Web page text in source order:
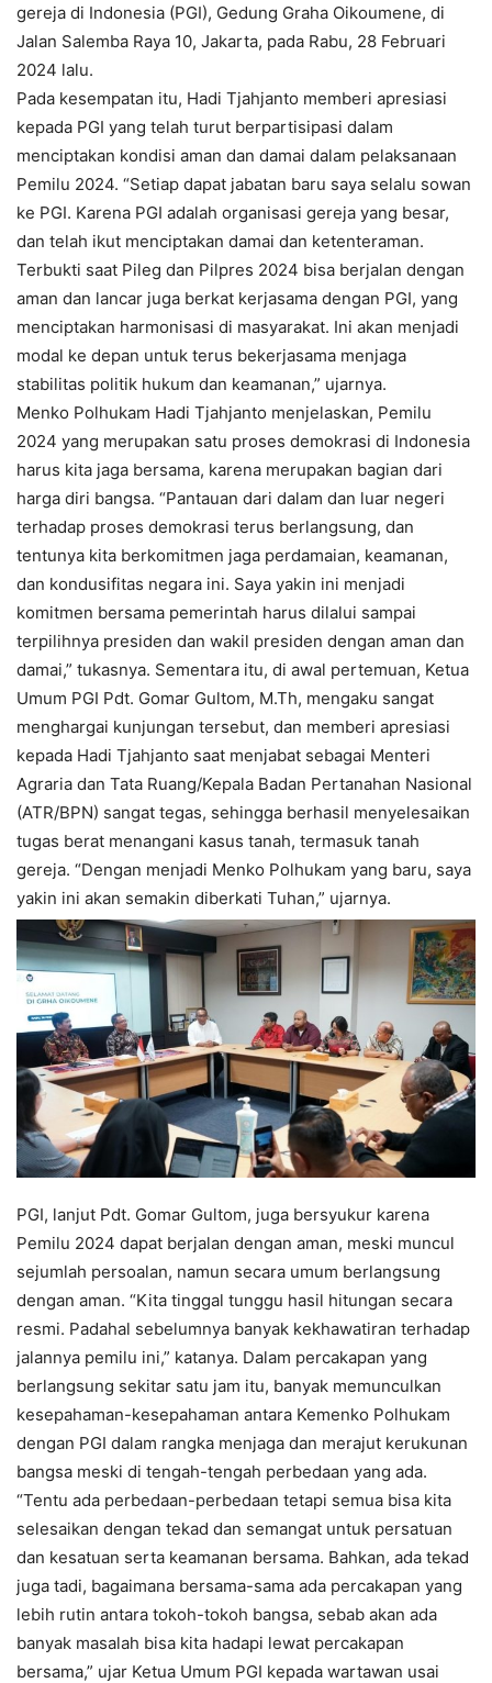
gereja di Indonesia (PGI), Gedung Graha Oikoumene, di
Jalan Salemba Raya 10, Jakarta, pada Rabu, 28 Februari
2024 lalu.
Pada kesempatan itu, Hadi Tjahjanto memberi apresiasi
kepada PGI yang telah turut berpartisipasi dalam
menciptakan kondisi aman dan damai dalam pelaksanaan
Pemilu 2024. “Setiap dapat jabatan baru saya selalu sowan
ke PGI. Karena PGI adalah organisasi gereja yang besar,
dan telah ikut menciptakan damai dan ketenteraman.
Terbukti saat Pileg dan Pilpres 2024 bisa berjalan dengan
aman dan lancar juga berkat kerjasama dengan PGI, yang
menciptakan harmonisasi di masyarakat. Ini akan menjadi
modal ke depan untuk terus bekerjasama menjaga
stabilitas politik hukum dan keamanan,” ujarnya.
Menko Polhukam Hadi Tjahjanto menjelaskan, Pemilu
2024 yang merupakan satu proses demokrasi di Indonesia
harus kita jaga bersama, karena merupakan bagian dari
harga diri bangsa. “Pantauan dari dalam dan luar negeri
terhadap proses demokrasi terus berlangsung, dan
tentunya kita berkomitmen jaga perdamaian, keamanan,
dan kondusifitas negara ini. Saya yakin ini menjadi
komitmen bersama pemerintah harus dilalui sampai
terpilihnya presiden dan wakil presiden dengan aman dan
damai,” tukasnya. Sementara itu, di awal pertemuan, Ketua
Umum PGI Pdt. Gomar Gultom, M.Th, mengaku sangat
menghargai kunjungan tersebut, dan memberi apresiasi
kepada Hadi Tjahjanto saat menjabat sebagai Menteri
Agraria dan Tata Ruang/Kepala Badan Pertanahan Nasional
(ATR/BPN) sangat tegas, sehingga berhasil menyelesaikan
tugas berat menangani kasus tanah, termasuk tanah
gereja. “Dengan menjadi Menko Polhukam yang baru, saya
yakin ini akan semakin diberkati Tuhan,” ujarnya.
PGI, lanjut Pdt. Gomar Gultom, juga bersyukur karena
Pemilu 2024 dapat berjalan dengan aman, meski muncul
sejumlah persoalan, namun secara umum berlangsung
dengan aman. “Kita tinggal tunggu hasil hitungan secara
resmi. Padahal sebelumnya banyak kekhawatiran terhadap
jalannya pemilu ini,” katanya. Dalam percakapan yang
berlangsung sekitar satu jam itu, banyak memunculkan
kesepahaman-kesepahaman antara Kemenko Polhukam
dengan PGI dalam rangka menjaga dan merajut kerukunan
bangsa meski di tengah-tengah perbedaan yang ada.
“Tentu ada perbedaan-perbedaan tetapi semua bisa kita
selesaikan dengan tekad dan semangat untuk persatuan
dan kesatuan serta keamanan bersama. Bahkan, ada tekad
juga tadi, bagaimana bersama-sama ada percakapan yang
lebih rutin antara tokoh-tokoh bangsa, sebab akan ada
banyak masalah bisa kita hadapi lewat percakapan
bersama,” ujar Ketua Umum PGI kepada wartawan usai